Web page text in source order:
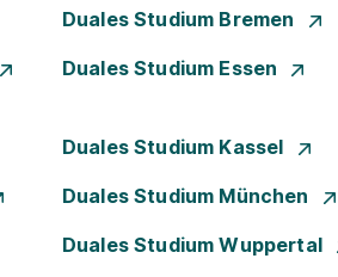
Duales Studium Bremen
Duales Studium Essen
Duales Studium Kassel
Duales Studium München
Duales Studium Wuppertal